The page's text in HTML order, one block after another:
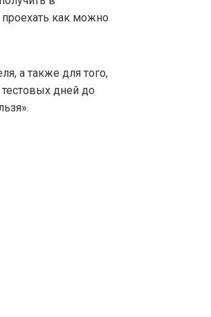
как можно
а также для того,
дней до